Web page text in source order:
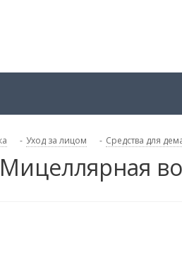
- Уход за лицом - Средства для